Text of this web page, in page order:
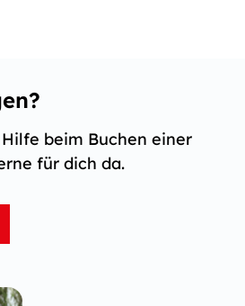
beim Buchen einer
für dich da.